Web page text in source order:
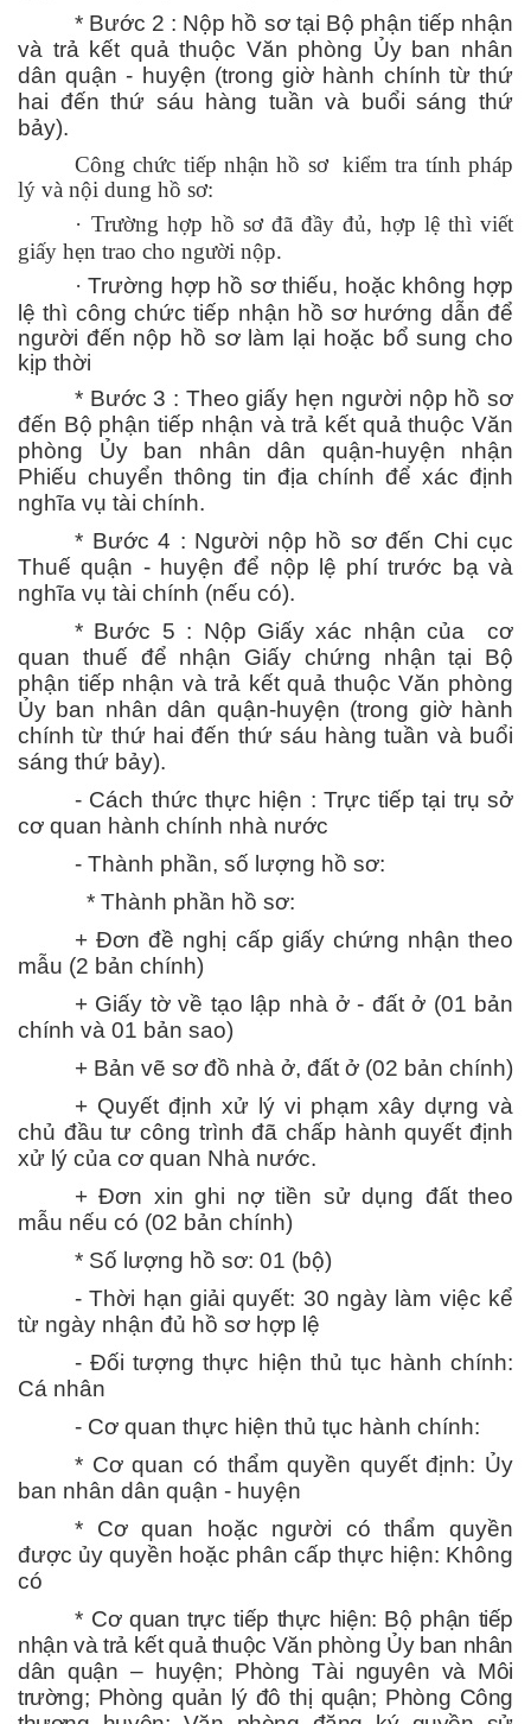
* Bước 2 : Nộp hồ sơ tại Bộ phận tiếp nhận
và trả kết quả thuộc Văn phòng Ủy ban nhân
dân quận - huyện (trong giờ hành chính từ thứ
hai đến thứ sáu hàng tuần và buổi sáng thứ
bảy).
Công chức tiếp nhận hồ sơ kiểm tra tính pháp
lý và nội dung hồ sơ:
· Trường hợp hồ sơ đã đầy đủ, hợp lệ thì viết
giấy hẹn trao cho người nộp.
· Trường hợp hồ sơ thiếu, hoặc không hợp
lệ thì công chức tiếp nhận hồ sơ hướng dẫn để
người đến nộp hồ sơ làm lại hoặc bổ sung cho
kịp thời
* Bước 3 : Theo giấy hẹn người nộp hồ sơ
đến Bộ phận tiếp nhận và trả kết quả thuộc Văn
phòng Ủy ban nhân dân quận-huyện nhận
Phiếu chuyển thông tin địa chính để xác định
nghĩa vụ tài chính.
* Bước 4 : Người nộp hồ sơ đến Chi cục
Thuế quận - huyện để nộp lệ phí trước bạ và
nghĩa vụ tài chính (nếu có).
* Bước 5 : Nộp Giấy xác nhận của cơ
quan thuế để nhận Giấy chứng nhận tại Bộ
phận tiếp nhận và trả kết quả thuộc Văn phòng
Ủy ban nhân dân quận-huyện (trong giờ hành
chính từ thứ hai đến thứ sáu hàng tuần và buổi
sáng thứ bảy).
- Cách thức thực hiện : Trực tiếp tại trụ sở
cơ quan hành chính nhà nước
- Thành phần, số lượng hồ sơ:
* Thành phần hồ sơ:
+ Đơn đề nghị cấp giấy chứng nhận theo
mẫu (2 bản chính)
+ Giấy tờ về tạo lập nhà ở - đất ở (01 bản
chính và 01 bản sao)
+ Bản vẽ sơ đồ nhà ở, đất ở (02 bản chính)
+ Quyết định xử lý vi phạm xây dựng và
chủ đầu tư công trình đã chấp hành quyết định
xử lý của cơ quan Nhà nước.
+ Đơn xin ghi nợ tiền sử dụng đất theo
mẫu nếu có (02 bản chính)
* Số lượng hồ sơ: 01 (bộ)
- Thời hạn giải quyết: 30 ngày làm việc kể
từ ngày nhận đủ hồ sơ hợp lệ
- Đối tượng thực hiện thủ tục hành chính:
Cá nhân
- Cơ quan thực hiện thủ tục hành chính:
* Cơ quan có thẩm quyền quyết định: Ủy
ban nhân dân quận - huyện
* Cơ quan hoặc người có thẩm quyền
được ủy quyền hoặc phân cấp thực hiện: Không
có
* Cơ quan trực tiếp thực hiện: Bộ phận tiếp
nhận và trả kết quả thuộc Văn phòng Ủy ban nhân
dân quận – huyện; Phòng Tài nguyên và Môi
trường; Phòng quản lý đô thị quận; Phòng Công